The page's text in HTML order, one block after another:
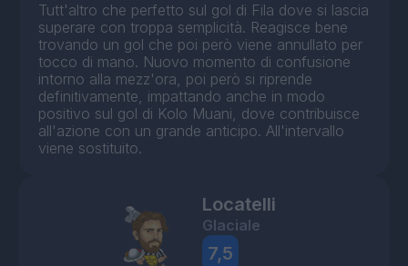
Tutt'altro che perfetto sul gol di Fila dove si lascia
superare con troppa semplicità. Reagisce bene
trovando un gol che poi però viene annullato per
tocco di mano. Nuovo momento di confusione
intorno alla mezz'ora, poi però si riprende
definitivamente, impattando anche in modo
positivo sul gol di Kolo Muani, dove contribuisce
all'azione con un grande anticipo. All'intervallo
viene sostituito.
Locatelli
Glaciale
7,5